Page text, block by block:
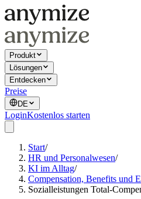
Produkt
Lösungen
Entdecken
Preise
DE
LoginKostenlos starten
Start/
HR und Personalwesen/
KI im Alltag/
Compensation, Benefits und
Sozialleistungen Total-